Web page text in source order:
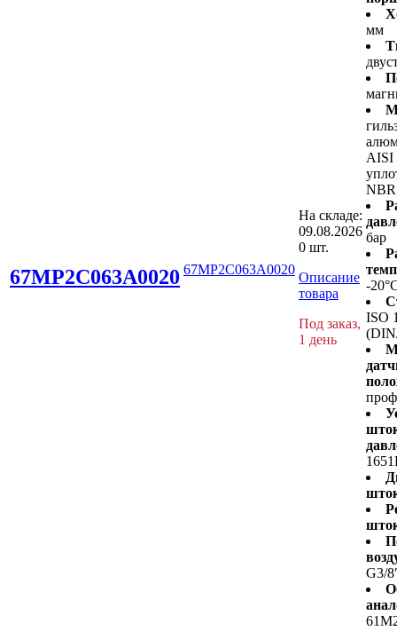
67MP2C063A0020 67MP2C063A0020
На складе:
09.08.2026
0 шт.
Описание
товара
Под заказ,
1 день
мм
AISI
NBR
бар
-
ISO
G3/